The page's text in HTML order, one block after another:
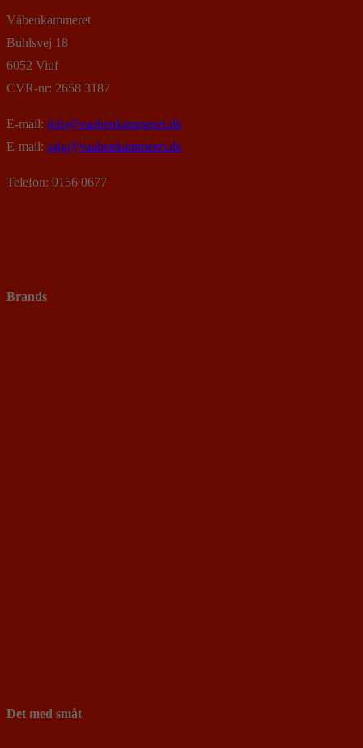
Våbenkammeret
Buhlsvej 18
6052 Viuf
CVR-nr: 2658 3187
E-mail: info@vaabenkammeret.dk
E-mail: salg@vaabenkammeret.dk
Telefon: 9156 0677
Brands
Det med småt